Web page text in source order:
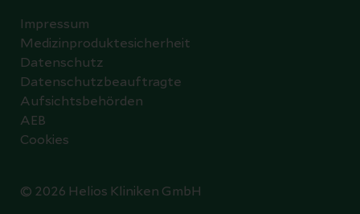
© 2026 Helios Kliniken GmbH
Impressum
Medizinproduktesicherheit
Datenschutz
Datenschutzbeauftragte
Aufsichtsbehörden
AEB
Cookies